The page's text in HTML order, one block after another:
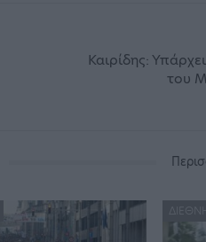
Καιρίδης:
του